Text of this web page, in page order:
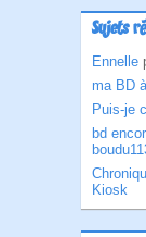
Sujets
Ennelle
ma BD
Puis-je
bd
Kiosk